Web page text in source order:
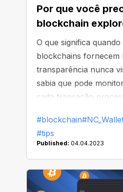
Por que você
blockchain
O que significa
blockchains fornecem
transparência nunca
sabia que pode
cada transação
envolvimento de
outros recursos estão
sobre como eles
#blockchain
#tips
Published: 04.04.2023